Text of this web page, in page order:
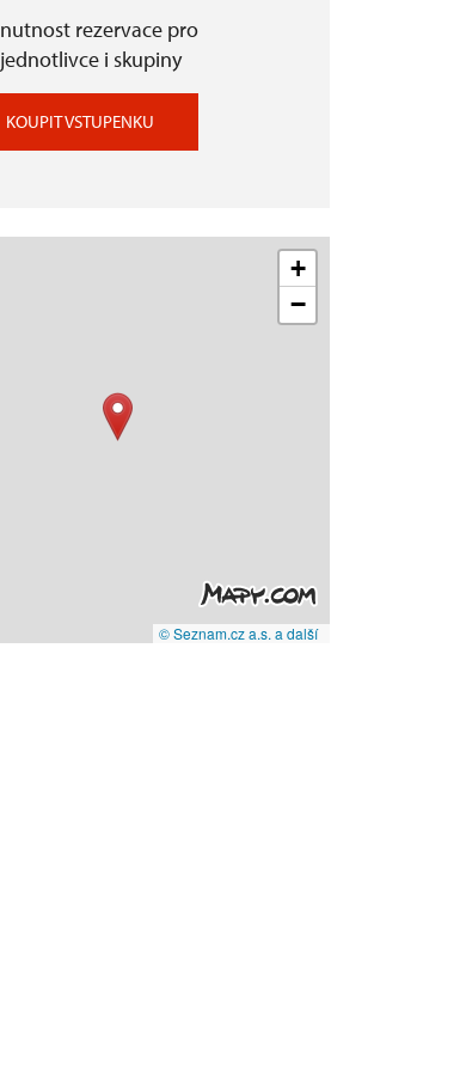
nutnost rezervace pro
jednotlivce i skupiny
KOUPIT VSTUPENKU
+
−
© Seznam.cz a.s. a další